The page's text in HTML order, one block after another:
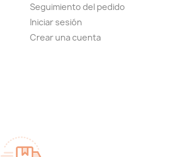
Seguimiento del pedido
Iniciar sesión
Crear una cuenta